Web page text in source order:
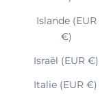
Islande (EUR
€)
Israël (EUR €)
Italie (EUR €)